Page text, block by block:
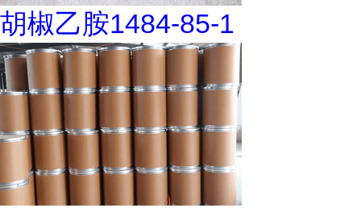
胡椒乙胺1484-85-1